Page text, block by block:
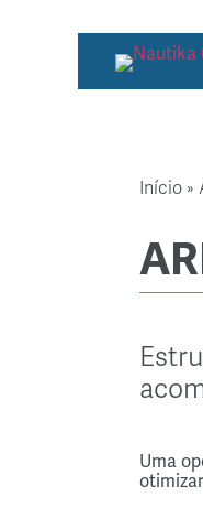
Início »
AR
Uma
otimizar